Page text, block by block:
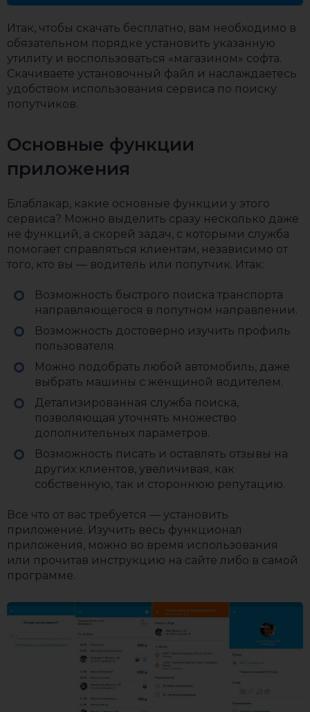
Итак, чтобы скачать бесплатно, вам необходимо в
обязательном порядке установить указанную
утилиту и воспользоваться «магазином» софта.
Скачиваете установочный файл и наслаждаетесь
удобством использования сервиса по поиску
попутчиков.
Основные функции
приложения
Блаблакар, какие основные функции у этого
сервиса? Можно выделить сразу несколько даже
не функций, а скорей задач, с которыми служба
помогает справляться клиентам, независимо от
того, кто вы — водитель или попутчик. Итак:
Возможность быстрого поиска транспорта
направляющегося в попутном направлении.
Возможность достоверно изучить профиль
пользователя.
Можно подобрать любой автомобиль, даже
выбрать машины с женщиной водителем.
Детализированная служба поиска,
позволяющая уточнять множество
дополнительных параметров.
Возможность писать и оставлять отзывы на
других клиентов, увеличивая, как
собственную, так и стороннюю репутацию.
Все что от вас требуется — установить
приложение. Изучить весь функционал
приложения, можно во время использования
или прочитав инструкцию на сайте либо в самой
программе.